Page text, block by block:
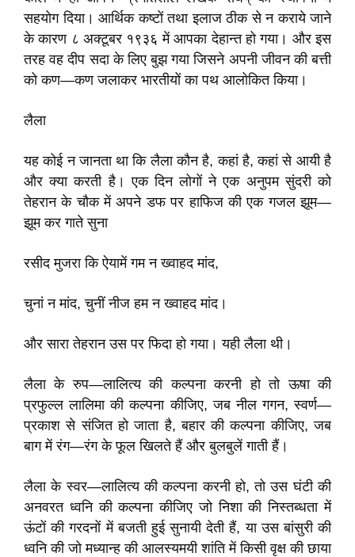
सहयोग दिया। आर्थिक कष्टों तथा इलाज ठीक से न कराये जाने
के कारण ८ अक्टूबर १९३६ में आपका देहान्त हो गया। और इस
तरह वह दीप सदा के लिए बुझ गया जिसने अपनी जीवन की बत्ती
को कण—कण जलाकर भारतीयों का पथ आलोकित किया।
लैला
यह कोई न जानता था कि लैला कौन है, कहां है, कहां से आयी है
और क्या करती है। एक दिन लोगों ने एक अनुपम सुंदरी को
तेहरान के चौक में अपने डफ पर हाफिज की एक गजल झूम—
झूम कर गाते सुना
रसीद मुजरा कि ऐयामें गम न ख्वाहद मांद,
चुनां न मांद, चुनीं नीज हम न ख्वाहद मांद।
और सारा तेहरान उस पर फिदा हो गया। यही लैला थी।
लैला के रुप—लालित्य की कल्पना करनी हो तो ऊषा की
प्रफुल्ल लालिमा की कल्पना कीजिए, जब नील गगन, स्वर्ण—
प्रकाश से संजित हो जाता है, बहार की कल्पना कीजिए, जब
बाग में रंग—रंग के फूल खिलते हैं और बुलबुलें गाती हैं।
लैला के स्वर—लालित्य की कल्पना करनी हो, तो उस घंटी की
अनवरत ध्वनि की कल्पना कीजिए जो निशा की निस्तब्धता में
ऊंटों की गरदनों में बजती हुई सुनायी देती हैं, या उस बांसुरी की
ध्वनि की जो मध्यान्ह की आलस्यमयी शांति में किसी वृक्ष की छाया